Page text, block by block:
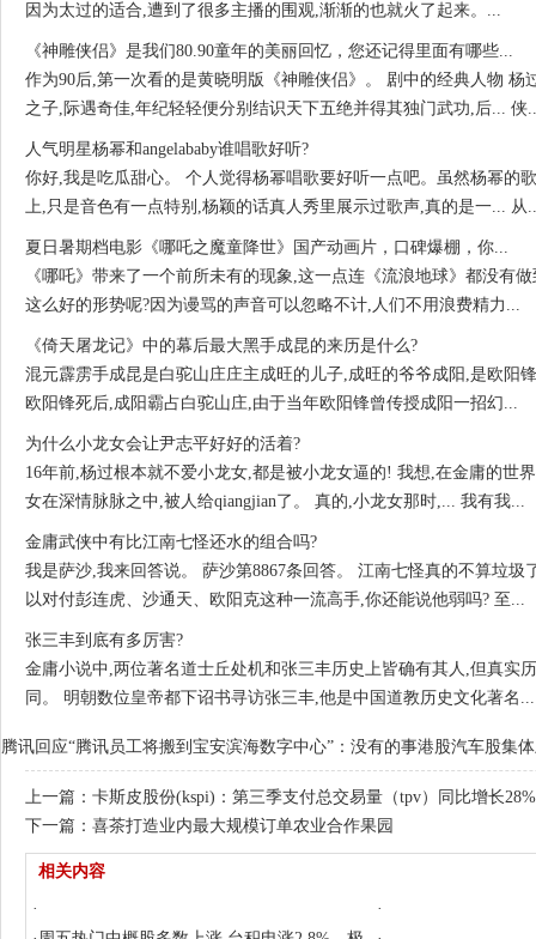
因为太过的适合,遭到了很多主播的围观,渐渐的也就火了起来。...
《神雕侠侣》是我们80.90童年的美丽回忆，您还记得里面有哪些...
作为90后,第一次看的是黄晓明版《神雕侠侣》。 剧中的经典人物 杨
之子,际遇奇佳,年纪轻轻便分别结识天下五绝并得其独门武功,后... 侠
人气明星杨幂和angelababy谁唱歌好听?
你好,我是吃瓜甜心。 个人觉得杨幂唱歌要好听一点吧。虽然杨幂的
上,只是音色有一点特别,杨颖的话真人秀里展示过歌声,真的是一... 从
夏日暑期档电影《哪吒之魔童降世》国产动画片，口碑爆棚，你...
《哪吒》带来了一个前所未有的现象,这一点连《流浪地球》都没有
这么好的形势呢?因为谩骂的声音可以忽略不计,人们不用浪费精力...
《倚天屠龙记》中的幕后最大黑手成昆的来历是什么?
混元霹雳手成昆是白驼山庄庄主成旺的儿子,成旺的爷爷成阳,是欧阳
欧阳锋死后,成阳霸占白驼山庄,由于当年欧阳锋曾传授成阳一招幻...
为什么小龙女会让尹志平好好的活着?
16年前,杨过根本就不爱小龙女,都是被小龙女逼的! 我想,在金庸的世
女在深情脉脉之中,被人给qiangjian了。 真的,小龙女那时,... 我有我...
金庸武侠中有比江南七怪还水的组合吗?
我是萨沙,我来回答说。 萨沙第8867条回答。 江南七怪真的不算垃圾
以对付彭连虎、沙通天、欧阳克这种一流高手,你还能说他弱吗? 至...
张三丰到底有多厉害?
金庸小说中,两位著名道士丘处机和张三丰历史上皆确有其人,但真实
同。 明朝数位皇帝都下诏书寻访张三丰,他是中国道教历史文化著名...
腾讯回应“腾讯员工将搬到宝安滨海数字中心”：没有的事港股汽车股集
上一篇： 卡斯皮股份(kspi)：第三季支付总交易量（tpv）同比增长
下一篇： 喜茶打造业内最大规模订单农业合作果园
相关内容
·
·